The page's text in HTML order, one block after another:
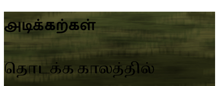
அடிக்கற்கள்
தொடக்க காலத்தில்